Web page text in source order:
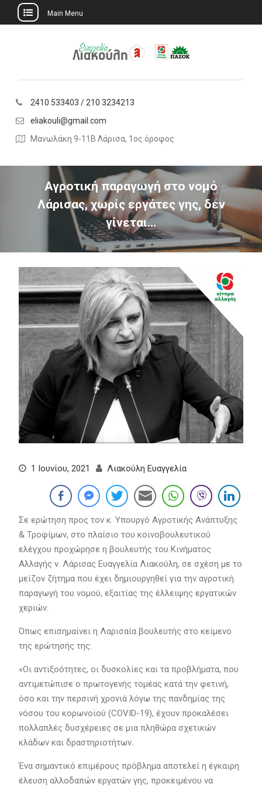
Main Menu
2410 533403 / 210 3234213
eliakouli@gmail.com
Μανωλάκη 9-11Β Λάρισα, 1ος όροφος
Αγροτική παραγωγή στο νομό
Λάρισας, χωρίς εργάτες γης, δεν
γίνεται…
1 Ιουνίου, 2021 Λιακούλη Ευαγγελία
Σε ερώτηση προς τον κ. Υπουργό Αγροτικής Ανάπτυξης
& Τροφίμων, στο πλαίσιο του κοινοβουλευτικού
ελέγχου προχώρησε η βουλευτής του Κινήματος
Αλλαγής ν. Λάρισας Ευαγγελία Λιακούλη, σε σχέση με το
μείζον ζήτημα που έχει δημιουργηθεί για την αγροτική
παραγωγή του νομού, εξαιτίας της έλλειψης εργατικών
χεριών.
Όπως επισημαίνει η Λαρισαία βουλευτής στο κείμενο
της ερώτησής της:
«Οι αντιξοότητες, οι δυσκολίες και τα προβλήματα, που
αντιμετώπισε ο πρωτογενής τομέας κατά την φετινή,
όσο και την περσινή χρονιά λόγω της πανδημίας της
νόσου του κορωνοϊού (COVID-19), έχουν προκαλέσει
πολλαπλές δυσχέρειες σε μια πληθώρα σχετικών
κλάδων και δραστηριοτήτων.
Ένα σημαντικό επιμέρους πρόβλημα αποτελεί η έγκαιρη
έλευση αλλοδαπών εργατών γης, προκειμένου να